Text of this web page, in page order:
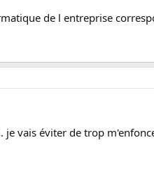
de l entreprise
vais éviter de trop